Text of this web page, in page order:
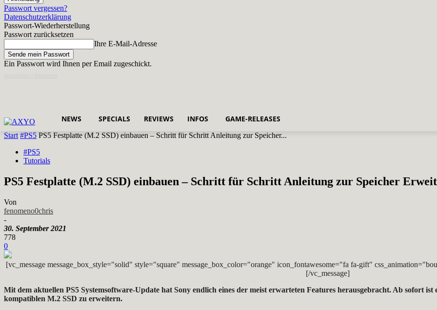
Passwort vergessen?
Datenschutzerklärung
Passwort-Wiederherstellung
Passwort zurücksetzen
Ihre E-Mail-Adresse
Ein Passwort wird Ihnen per Email zugeschickt.
NEWS SPECIALS REVIEWS INFOS GAME-RELEASES
Start #PS5 PS5 Festplatte (M.2 SSD) einbauen – Schritt für Schritt Anleitung zur Speicher...
#PS5
Tutorials
PS5 Festplatte (M.2 SSD) einbauen – Schritt für Schritt Anleitung zur Speicher
Von
fenomeno0chris
-
30. September 2021
778
0
[vc_message message_box_style="solid" style="square" message_box_color="orange" icon_fontawesome="fa fa-gift"
[/vc_message]
Mit dem aktuellen PS5 Systemsoftware-Update hat Sony endlich eines der meist erwarteten Features herausgebracht. Ab sofort
kompatiblen M.2 SSD zu erweitern.